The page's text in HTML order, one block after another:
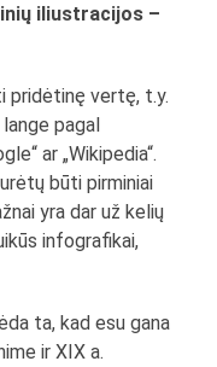
iliustracijos –
pridėtinę vertę, t.y.
pagal
ar „Wikipedia“.
būti pirminiai
yra dar už kelių
infografikai,
ta, kad esu gana
ir XIX a.